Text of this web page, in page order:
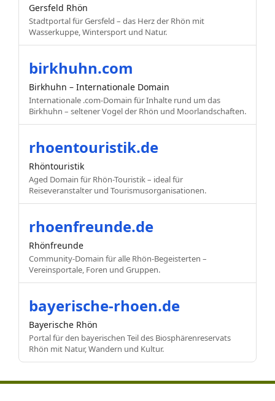
Gersfeld Rhön
Stadtportal für Gersfeld – das Herz der Rhön mit
Wasserkuppe, Wintersport und Natur.
birkhuhn.com
Birkhuhn – Internationale Domain
Internationale .com-Domain für Inhalte rund um das
Birkhuhn – seltener Vogel der Rhön und Moorlandschaften.
rhoentouristik.de
Rhöntouristik
Aged Domain für Rhön-Touristik – ideal für
Reiseveranstalter und Tourismusorganisationen.
rhoenfreunde.de
Rhönfreunde
Community-Domain für alle Rhön-Begeisterten –
Vereinsportale, Foren und Gruppen.
bayerische-rhoen.de
Bayerische Rhön
Portal für den bayerischen Teil des Biosphärenreservats
Rhön mit Natur, Wandern und Kultur.